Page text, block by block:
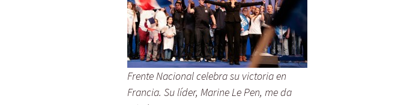
Frente Nacional celebra su victoria en
Francia. Su líder, Marine Le Pen, me da